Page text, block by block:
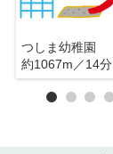
つしま幼稚園
約1067m／14分